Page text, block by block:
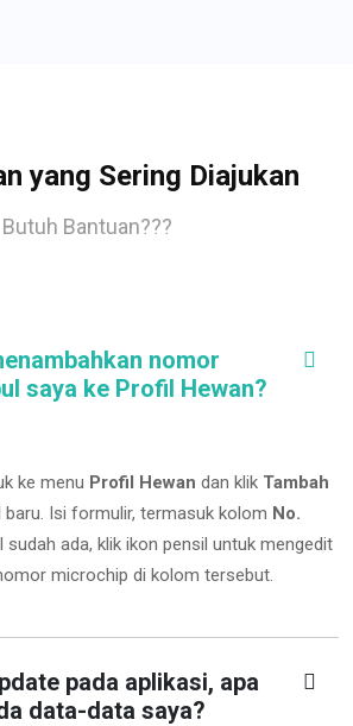
yang Sering Diajukan
Butuh Bantuan???
nomor
saya ke Profil Hewan?
ke menu Profil Hewan dan klik Tambah
Isi formulir, termasuk kolom No.
sudah ada, klik ikon pensil untuk mengedit
microchip di kolom tersebut.
pada aplikasi, apa
data-data saya?